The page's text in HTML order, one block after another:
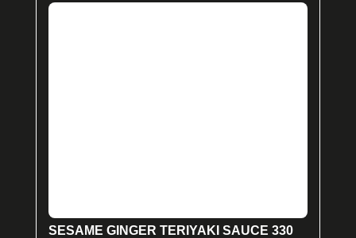
SESAME GINGER TERIYAKI SAUCE 330